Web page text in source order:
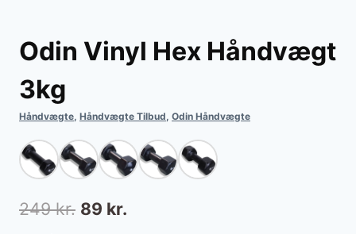
Odin Vinyl Hex Håndvægt
3kg
Håndvægte, Håndvægte Tilbud, Odin Håndvægte
249kr. Den
89 kr.